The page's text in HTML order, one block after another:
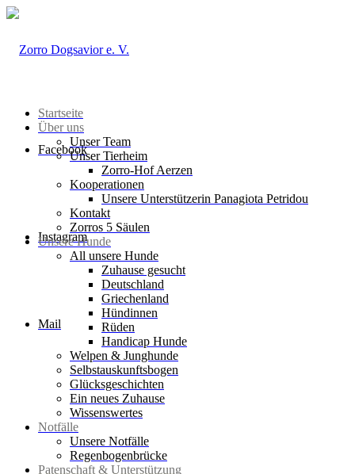
Facebook
Instagram
Mail
Startseite
Über uns
Unser Team
Unser Tierheim
Zorro-Hof Aerzen
Kooperationen
Unsere Unterstützerin Panagiota Petridou
Kontakt
Zorros 5 Säulen
Unsere Hunde
All unsere Hunde
Zuhause gesucht
Deutschland
Griechenland
Hündinnen
Rüden
Handicap Hunde
Welpen & Junghunde
Selbstauskunftsbogen
Glücksgeschichten
Ein neues Zuhause
Wissenswertes
Notfälle
Unsere Notfälle
Regenbogenbrücke
Patenschaft & Unterstützung